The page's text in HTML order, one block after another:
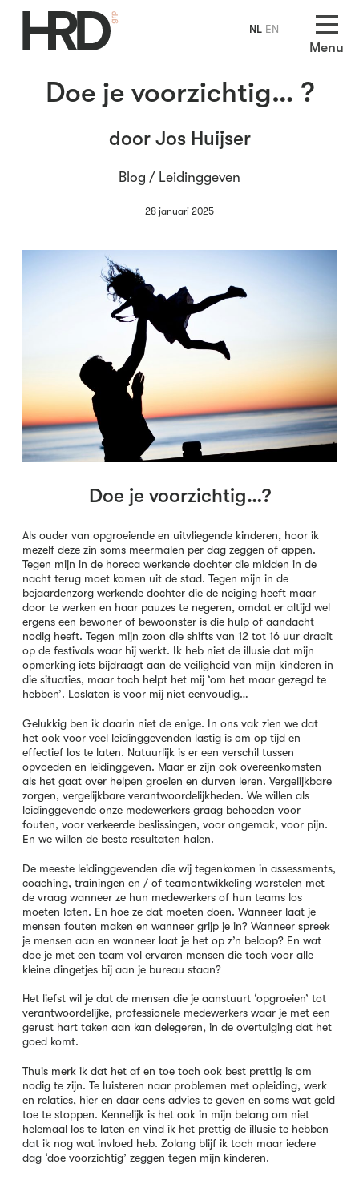
Menu
Doe je voorzichtig… ?
door Jos Huijser
Blog / Leidinggeven
28 januari 2025
Doe je voorzichtig…?
Als ouder van opgroeiende en uitvliegende kinderen, hoor ik
mezelf deze zin soms meermalen per dag zeggen of appen.
Tegen mijn in de horeca werkende dochter die midden in de
nacht terug moet komen uit de stad. Tegen mijn in de
bejaardenzorg werkende dochter die de neiging heeft maar
door te werken en haar pauzes te negeren, omdat er altijd wel
ergens een bewoner of bewoonster is die hulp of aandacht
nodig heeft. Tegen mijn zoon die shifts van 12 tot 16 uur draait
op de festivals waar hij werkt. Ik heb niet de illusie dat mijn
opmerking iets bijdraagt aan de veiligheid van mijn kinderen in
die situaties, maar toch helpt het mij ‘om het maar gezegd te
hebben’. Loslaten is voor mij niet eenvoudig…
Gelukkig ben ik daarin niet de enige. In ons vak zien we dat
het ook voor veel leidinggevenden lastig is om op tijd en
effectief los te laten. Natuurlijk is er een verschil tussen
opvoeden en leidinggeven. Maar er zijn ook overeenkomsten
als het gaat over helpen groeien en durven leren. Vergelijkbare
zorgen, vergelijkbare verantwoordelijkheden. We willen als
leidinggevende onze medewerkers graag behoeden voor
fouten, voor verkeerde beslissingen, voor ongemak, voor pijn.
En we willen de beste resultaten halen.
De meeste leidinggevenden die wij tegenkomen in assessments,
coaching, trainingen en / of teamontwikkeling worstelen met
de vraag wanneer ze hun medewerkers of hun teams los
moeten laten. En hoe ze dat moeten doen. Wanneer laat je
mensen fouten maken en wanneer grijp je in? Wanneer spreek
je mensen aan en wanneer laat je het op z’n beloop? En wat
doe je met een team vol ervaren mensen die toch voor alle
kleine dingetjes bij aan je bureau staan?
Het liefst wil je dat de mensen die je aanstuurt ‘opgroeien’ tot
verantwoordelijke, professionele medewerkers waar je met een
gerust hart taken aan kan delegeren, in de overtuiging dat het
goed komt.
Thuis merk ik dat het af en toe toch ook best prettig is om
nodig te zijn. Te luisteren naar problemen met opleiding, werk
en relaties, hier en daar eens advies te geven en soms wat geld
toe te stoppen. Kennelijk is het ook in mijn belang om niet
helemaal los te laten en vind ik het prettig de illusie te hebben
dat ik nog wat invloed heb. Zolang blijf ik toch maar iedere
dag ‘doe voorzichtig’ zeggen tegen mijn kinderen.
NL EN